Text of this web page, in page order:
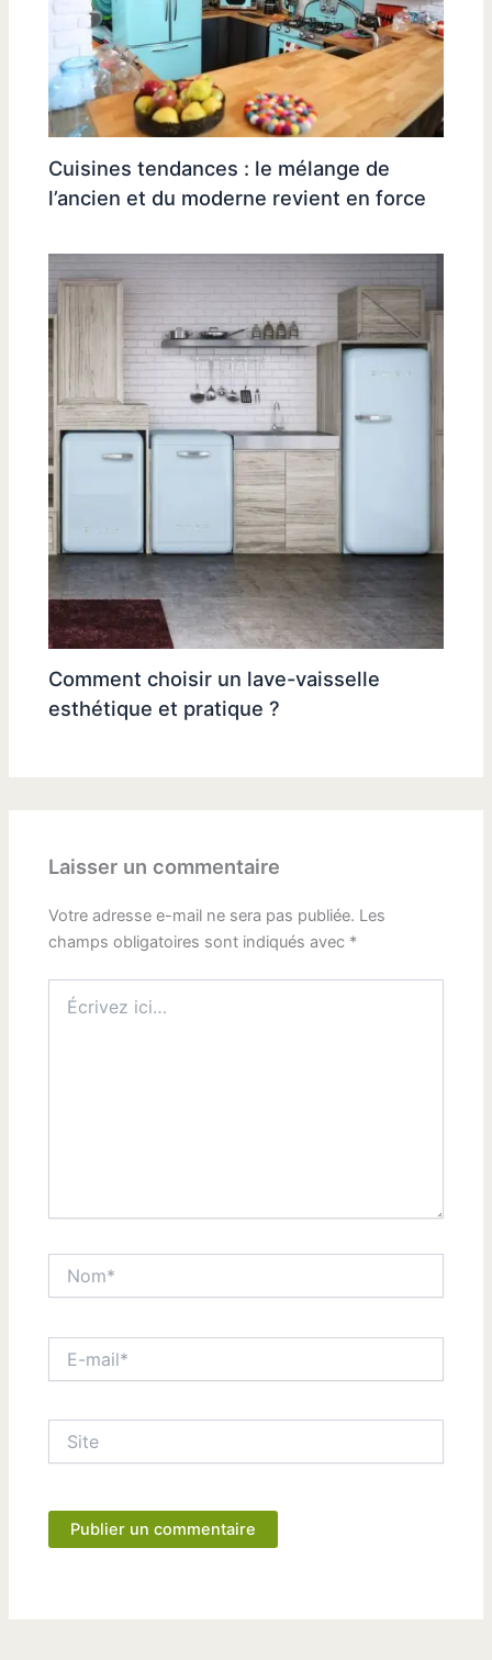
Cuisines tendances : le mélange de
l’ancien et du moderne revient en force
Comment choisir un lave-vaisselle
esthétique et pratique ?
Laisser un commentaire
Votre adresse e-mail ne sera pas publiée. Les
champs obligatoires sont indiqués avec *
ici…
mail*